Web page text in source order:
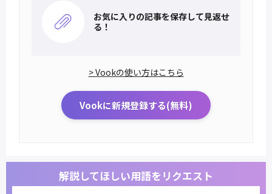
お気に入りの記事を保存して見返せ
る！
> Vookの使い方はこちら
Vookに新規登録する(無料)
解説してほしい用語をリクエスト